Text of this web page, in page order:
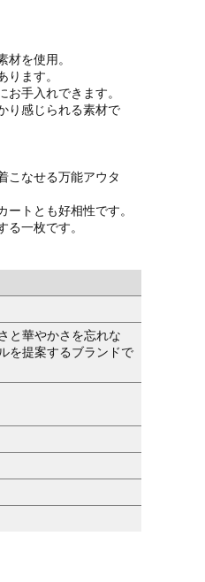
材を使用。
ます。
手入れできます。
り感じられる素材で
こなせる万能アウタ
トとも好相性です。
一枚です。
と華やかさを忘れな
を提案するブランドで